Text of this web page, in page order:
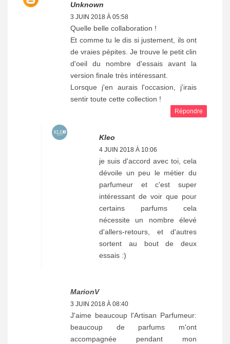
Unknown
3 JUIN 2018 À 05:58
Quelle belle collaboration !
Et comme tu le dis si justement, ils ont
de vraies pépites. Je trouve le petit clin
d'oeil du nombre d'essais avant la
version finale très intéressant.
Lorsque j'en aurais l'occasion, j'irais
sentir toute cette collection !
Répondre
Kleo
4 JUIN 2018 À 10:06
je suis d'accord avec toi, cela
dévoile un peu le métier du
parfumeur et c'est super
intéressant de voir que pour
certains parfums cela
nécessite un nombre élevé
d'allers-retours, et d'autres
sortent au bout de deux
essais :)
MarionV
3 JUIN 2018 À 08:40
J'aime beaucoup l'Artisan Parfumeur:
beaucoup de parfums m'ont
accompagnée pendant mon